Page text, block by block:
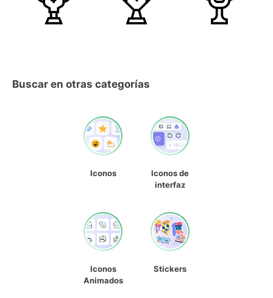
Buscar en otras categorías
Iconos
Iconos de
interfaz
Iconos
Animados
Stickers